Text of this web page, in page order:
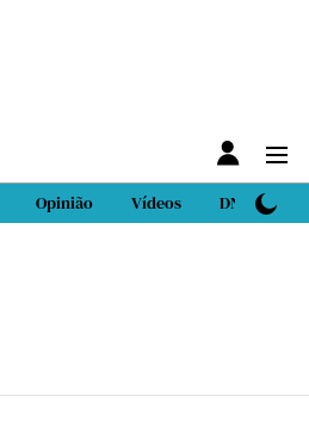
Opinião Vídeos DN Sport